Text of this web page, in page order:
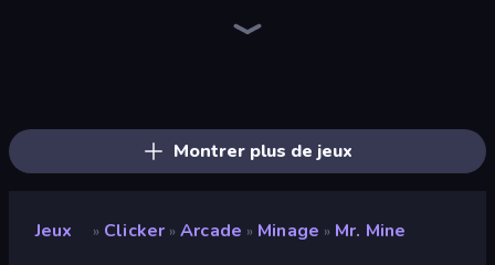
Montrer plus de jeux
Jeux » Clicker » Arcade » Minage » Mr. Mine